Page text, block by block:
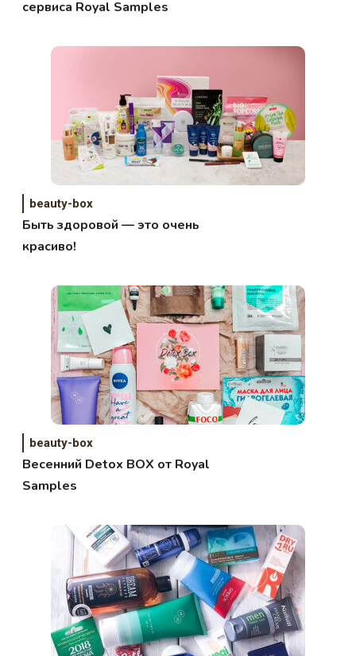
сервиса Royal Samples
beauty-box
Быть здоровой — это очень
красиво!
beauty-box
Весенний Detox BOX от Royal
Samples